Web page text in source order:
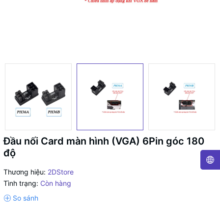
Đầu nối Card màn hình (VGA) 6Pin góc 180
độ
Thương hiệu: 2DStore
Tình trạng: Còn hàng